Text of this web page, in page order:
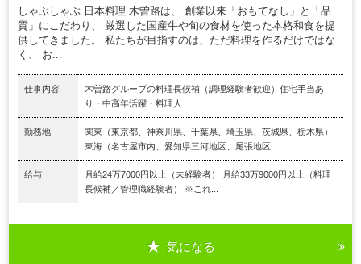
しゃぶしゃぶ 日本料理 木曽路は、 創業以来「おもてなし」と「品
質」にこだわり、 厳選した国産牛や旬の食材を使った本格和食を提
供してきました。 私たちが目指すのは、ただ料理を作るだけではな
く、 お...
仕事内容
木曽路グループの料理長候補（調理経験者歓迎）住宅手当あ
り・中高年活躍・料理人
勤務地
関東（東京都、神奈川県、千葉県、埼玉県、茨城県、栃木県）
東海（名古屋市内、愛知県三河地区、尾張地区...
給与
月給24万7000円以上（未経験者） 月給33万9000円以上（料理
長候補／管理職経験者） ※これ...
気になる